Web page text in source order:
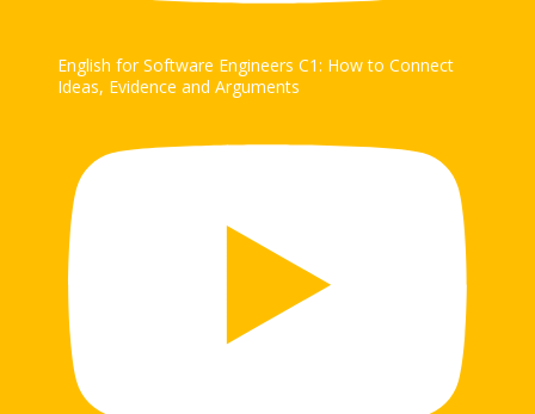
English for Software Engineers C1: How to Connect
Ideas, Evidence and Arguments